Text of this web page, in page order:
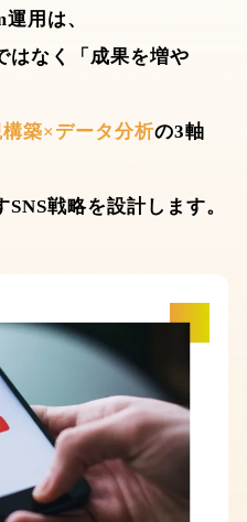
用は、
はなく「成果を増や
築×データ分析の3軸
SNS戦略を設計します。